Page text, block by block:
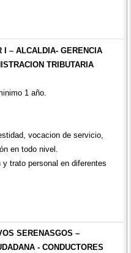
I – ALCALDIA- GERENCIA
TRIBUTARIA
1 año.
vocacion de servicio,
en todo nivel.
trato personal en diferentes
SERENASGOS –
- CONDUCTORES